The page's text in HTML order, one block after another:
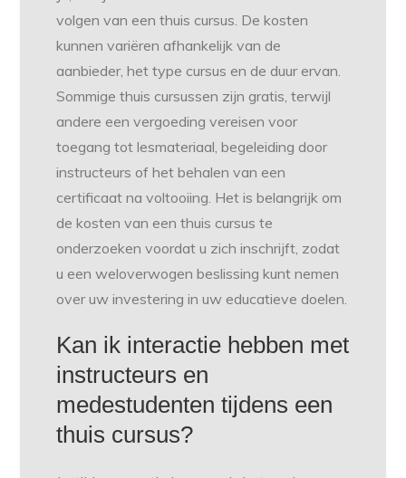
volgen van een thuis cursus. De kosten
kunnen variëren afhankelijk van de
aanbieder, het type cursus en de duur ervan.
Sommige thuis cursussen zijn gratis, terwijl
andere een vergoeding vereisen voor
toegang tot lesmateriaal, begeleiding door
instructeurs of het behalen van een
certificaat na voltooiing. Het is belangrijk om
de kosten van een thuis cursus te
onderzoeken voordat u zich inschrijft, zodat
u een weloverwogen beslissing kunt nemen
over uw investering in uw educatieve doelen.
Kan ik interactie hebben met
instructeurs en
medestudenten tijdens een
thuis cursus?